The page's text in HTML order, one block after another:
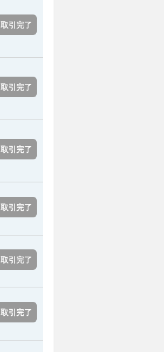
取引完了
取引完了
取引完了
取引完了
取引完了
取引完了